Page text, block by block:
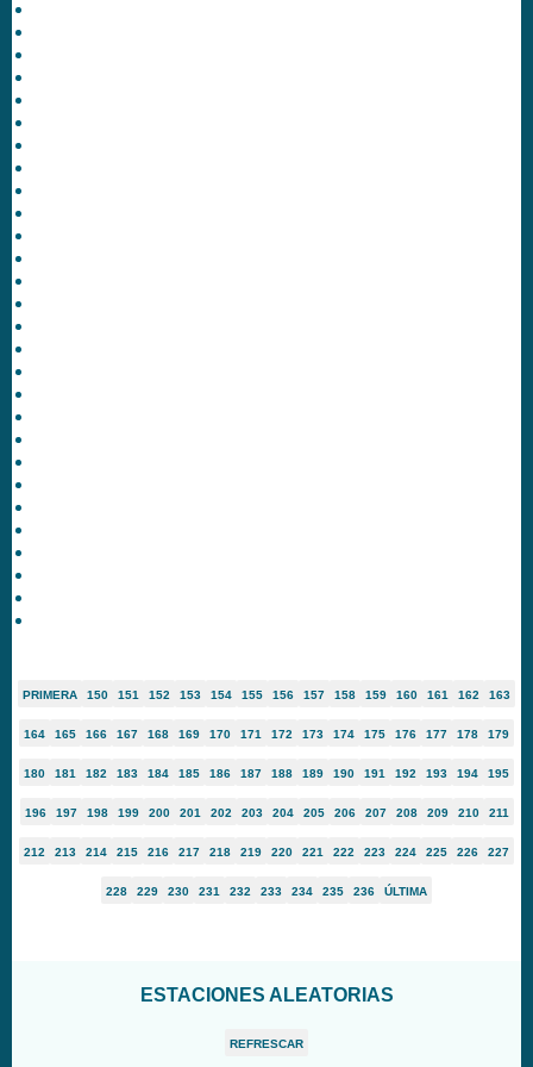
PRIMERA 150 151 152 153 154 155 156 157 158 159 160 161 162 163
164 165 166 167 168 169 170 171 172 173 174 175 176 177 178 179
180 181 182 183 184 185 186 187 188 189 190 191 192 193 194 195
196 197 198 199 200 201 202 203 204 205 206 207 208 209 210 211
212 213 214 215 216 217 218 219 220 221 222 223 224 225 226 227
228 229 230 231 232 233 234 235 236 ÚLTIMA
ESTACIONES ALEATORIAS
REFRESCAR